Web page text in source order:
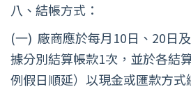
八、結帳方式：
(一) 廠商應於每月10日、20日
據分別結算帳款1次，並於各結
例假日順延）以現金或匯款方